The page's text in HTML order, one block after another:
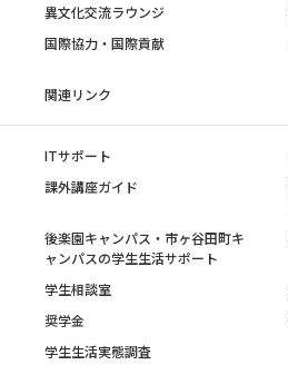
異文化交流ラウンジ
国際協力・国際貢献
関連リンク
ITサポート
課外講座ガイド
後楽園キャンパス・市ヶ谷田町キ
ャンパスの学生生活サポート
学生相談室
奨学金
学生生活実態調査